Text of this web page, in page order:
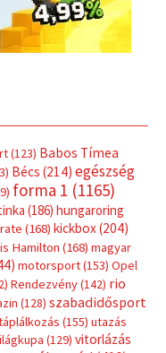
(123) Babos Tímea
Bécs (214) egészség
forma 1 (1165)
(186) hungaroring
(168) kickbox(204)
Hamilton (168) magyar
motorsport(153) Opel
Rendezvény(142) rio
(128) szabadidősport
(155) utazás
(129) vitorlázás